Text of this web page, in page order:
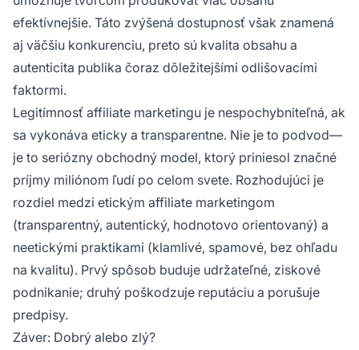
efektívnejšie. Táto zvýšená dostupnosť však znamená
aj väčšiu konkurenciu, preto sú kvalita obsahu a
autenticita publika čoraz dôležitejšími odlišovacími
faktormi.
Legitímnosť affiliate marketingu je nespochybniteľná, ak
sa vykonáva eticky a transparentne. Nie je to podvod—
je to seriózny obchodný model, ktorý priniesol značné
príjmy miliónom ľudí po celom svete. Rozhodujúci je
rozdiel medzi etickým affiliate marketingom
(transparentný, autentický, hodnotovo orientovaný) a
neetickými praktikami (klamlivé, spamové, bez ohľadu
na kvalitu). Prvý spôsob buduje udržateľné, ziskové
podnikanie; druhý poškodzuje reputáciu a porušuje
predpisy.
Záver: Dobrý alebo zlý?